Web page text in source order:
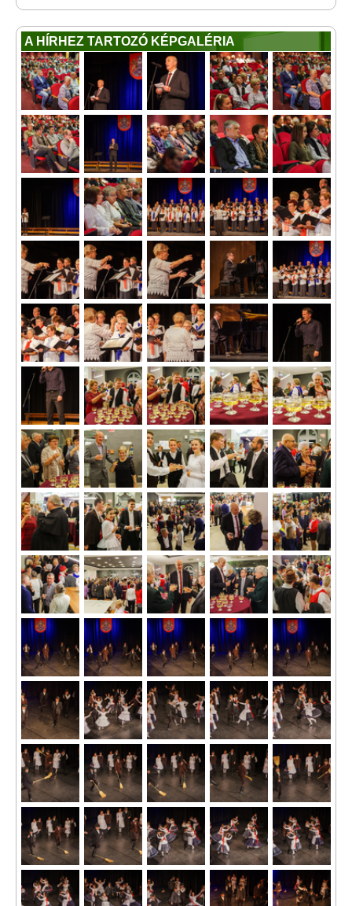
A HÍRHEZ TARTOZÓ KÉPGALÉRIA